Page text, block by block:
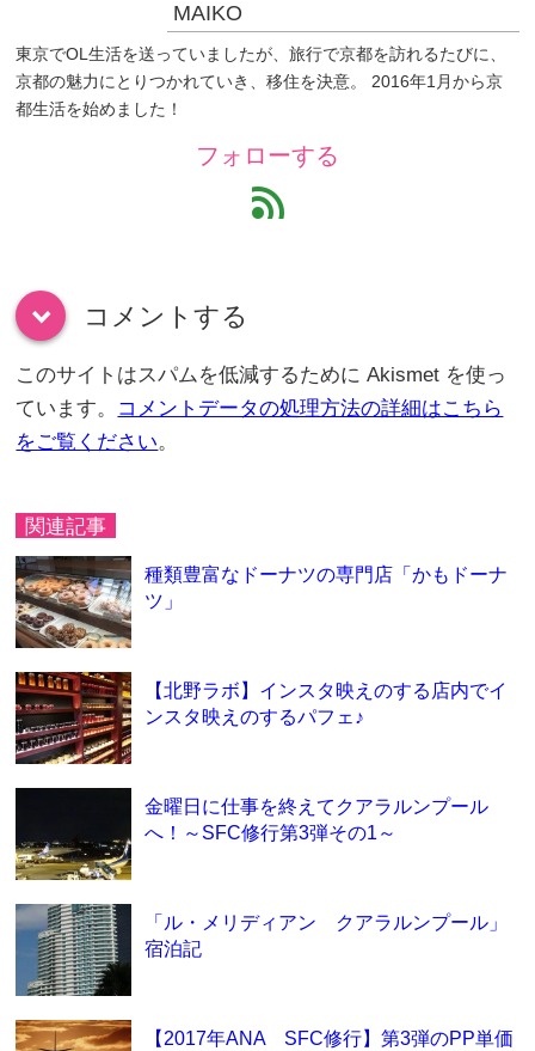
MAIKO
東京でOL生活を送っていましたが、旅行で京都を訪れるたびに、
京都の魅力にとりつかれていき、移住を決意。 2016年1月から京
都生活を始めました！
フォローする
feed
down コメントする
このサイトはスパムを低減するために Akismet を使っ
ています。 コメントデータの処理方法の詳細はこちら
をご覧ください。
関連記事
種類豊富なドーナツの専門店「かもドーナ
ツ」
【北野ラボ】インスタ映えのする店内でイ
ンスタ映えのするパフェ♪
金曜日に仕事を終えてクアラルンプール
へ！～SFC修行第3弾その1～
「ル・メリディアン クアラルンプール」
宿泊記
【2017年ANA SFC修行】第3弾のPP単価